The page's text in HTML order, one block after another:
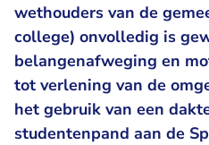
wethouders van de
college) onvolledig is
belangenafweging en
tot verlening van de
het gebruik van een
studentenpand aan de